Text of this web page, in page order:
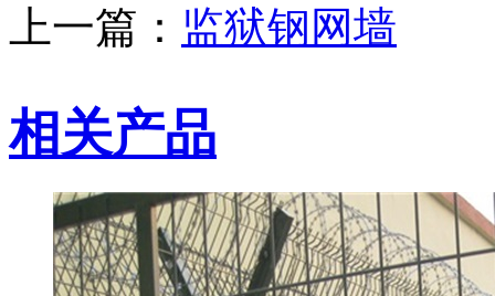
上一篇： 监狱钢网墙
相关产品